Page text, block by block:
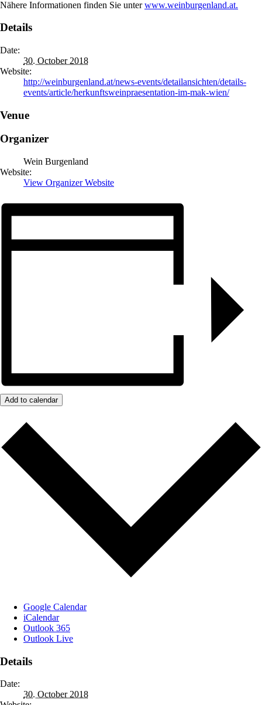
Nähere Informationen finden Sie unterwww.weinburgenland.at.
Details
Date:
30. October 2018
Website:
http://weinburgenland.at/news-events/detailansichten/details-
events/article/herkunftsweinpraesentation-im-mak-wien/
Venue
Organizer
Wein Burgenland
Website:
View Organizer Website
Add to calendar
Google Calendar
iCalendar
Outlook 365
Outlook Live
Details
Date:
30. October 2018